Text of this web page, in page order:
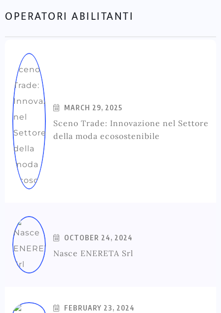
OPERATORI ABILITANTI
MARCH 29, 2025
Sceno Trade: Innovazione nel Settore
della moda ecosostenibile
OCTOBER 24, 2024
Nasce ENERETA Srl
FEBRUARY 23, 2024